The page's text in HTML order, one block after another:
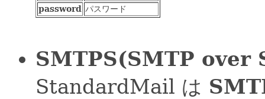
password パスワード
SMTPS(SMTP over
StandardMail は